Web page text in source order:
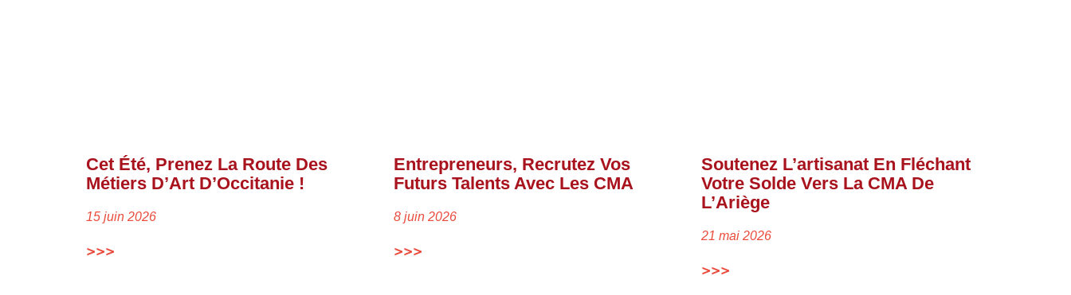
Cet Été, Prenez La Route Des
Métiers D’Art D’Occitanie !
15 juin 2026
>>>
Entrepreneurs, Recrutez Vos
Futurs Talents Avec Les CMA
8 juin 2026
>>>
Soutenez L’artisanat En Fléchant
Votre Solde Vers La CMA De
L’Ariège
21 mai 2026
>>>